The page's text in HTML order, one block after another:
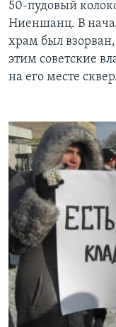
50-пудовый
Ниеншанц. В
храм был взорван,
этим советские
на его месте